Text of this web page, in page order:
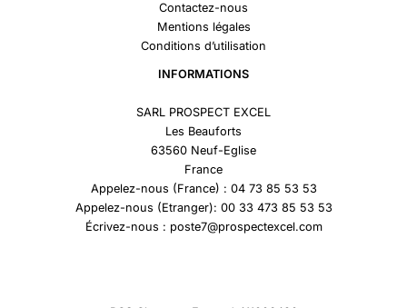
Contactez-nous
Mentions légales
Conditions d’utilisation
INFORMATIONS
SARL PROSPECT EXCEL
Les Beauforts
63560 Neuf-Eglise
France
Appelez-nous (France) : 04 73 85 53 53
Appelez-nous (Etranger): 00 33 473 85 53 53
Écrivez-nous : poste7@prospectexcel.com